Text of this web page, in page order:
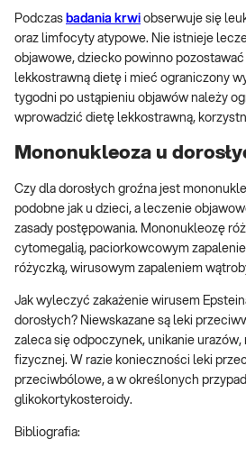
Podczas badania krwi obserwuje się
oraz limfocyty atypowe. Nie istnieje
objawowe, dziecko powinno pozostawać
lekkostrawną dietę i mieć ograniczony
tygodni po ustąpieniu objawów należy
wprowadzić dietę lekkostrawną,
Mononukleoza u
Czy dla dorosłych groźna jest
podobne jak u dzieci, a leczenie
zasady postępowania. Mononukleozę
cytomegalią, paciorkowcowym
różyczką, wirusowym zapaleniem
Jak wyleczyć zakażenie wirusem
dorosłych? Niewskazane są leki
zaleca się odpoczynek, unikanie
fizycznej. W razie konieczności leki
przeciwbólowe, a w określonych
glikokortykosteroidy.
Bibliografia: